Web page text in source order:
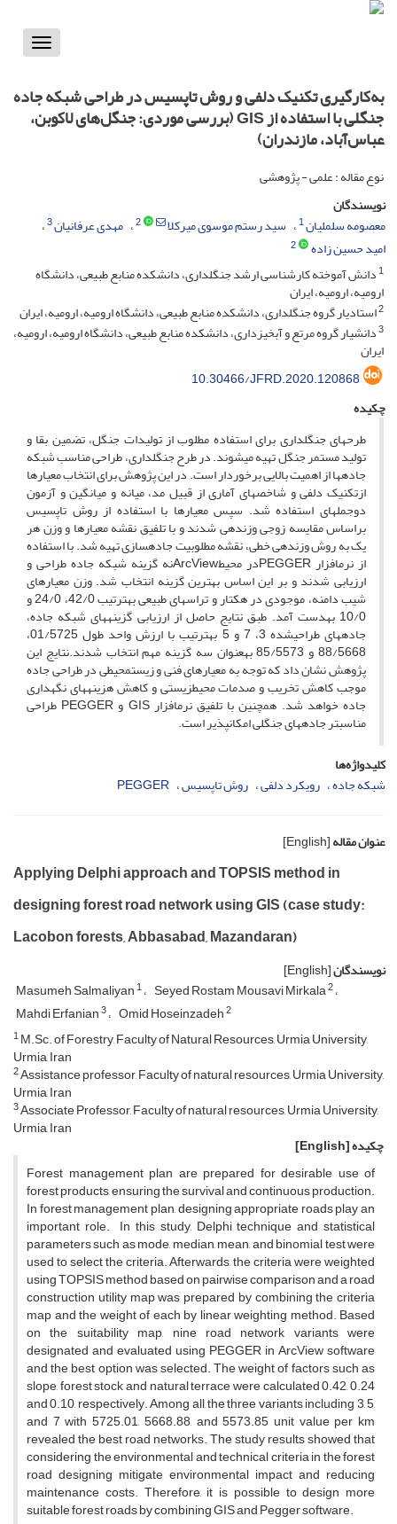
Toggle
به‌کارگیری تکنیک دلفی و روش تاپسیس در طراحی شبکه جاده
جنگلی با استفاده از GIS (بررسی موردی: جنگل‌های لاکوبن،‌
عباس‌آباد،‌ مازندران)
نوع مقاله : علمی - پژوهشی
نویسندگان
معصومه سلملیان1 سید رستم موسوی میرکلا 2 مهدی عرفانیان3
امید حسین زاده
2
1دانش آموخته کارشناسی ارشد جنگلداری، دانشکده منابع طبیعی، دانشگاه
ارومیه، ارومیه، ایران
2استادیار گروه جنگلداری، دانشکده منابع طبیعی، دانشگاه ارومیه، ارومیه، ایران
3دانشیار گروه مرتع و آبخیزداری، دانشکده منابع طبیعی، دانشگاه ارومیه، ارومیه،
ایران
10.30466/JFRD.2020.120868
چکیده
طرح­­های جنگلداری برای استفاده مطلوب از تولیدات جنگل، تضمین بقا و
تولید مستمر جنگل تهیه می­شوند. در طرح جنگلداری، طراحی مناسب شبکه
جاده­ها از اهمیت بالایی برخوردار است. در این پژوهش برای انتخاب معیارها
ازتکنیک دلفی و شاخص­های آماری از قبیل مد، میانه و میانگین و آزمون
دوجمله­ای استفاده شد. سپس معیارها با استفاده از روش تاپسیس
براساس مقایسه زوجی وزن­دهی شدند و با تلفیق نقشه معیارها و وزن هر
یک به روش وزن­دهی خطی، نقشه مطلوبیت جاده­سازی تهیه شد. با استفاده
از نرم­افزار PEGGERدر محیطArcViewنه گزینه شبکه جاده طراحی و
ارزیابی شدند و بر این اساس بهترین گزینه انتخاب شد. وزن معیارهای
شیب دامنه، موجودی در هکتار و تراس­های طبیعی به­ترتیب 42/0، 24/0 و
10/0 به­دست آمد. طبق نتایج حاصل از ارزیابی گزینه­های شبکه جاده،
جاده­های طراحی­شده 3، 7 و 5 به­ترتیب با ارزش واحد طول 01/5725،
88/5668 و 85/5573 به­عنوان سه گزینه مهم انتخاب شدند.نتایج این
پژوهش نشان داد که توجه به معیارهای فنی و زیست­محیطی در طراحی جاده
موجب کاهش تخریب و صدمات محیط­زیستی و کاهش هزینه­های نگهداری
جاده خواهد شد. همچنین با تلفیق نرم­افزار GIS و PEGGER طراحی
مناسب­تر جاده­های جنگلی امکان­پذیر است.
کلیدواژه‌ها
شبکه جاده رویکرد دلفی روش تاپسیس PEGGER
عنوان مقاله[English]
Applying Delphi approach and TOPSIS method in
designing forest road network using GIS (case study:
Lacobon forests, Abbasabad, Mazandaran)
نویسندگان[English]
Masumeh Salmaliyan1 Seyed Rostam Mousavi Mirkala2
Mahdi Erfanian3 Omid Hoseinzadeh2
1M.Sc. of Forestry, Faculty of Natural Resources, Urmia University,
Urmia, Iran
2Assistance professor, Faculty of natural resources, Urmia University,
Urmia, Iran
3Associate Professor, Faculty of natural resources, Urmia University,
Urmia, Iran
چکیده[English]
Forest management plan are prepared for desirable use of
forest products, ensuring the survival and continuous production.
In forest management plan, designing appropriate roads play an
important role. In this study, Delphi technique and statistical
parameters such as mode, median, mean, and binomial test were
used to select the criteria. Afterwards, the criteria were weighted
using TOPSIS method based on pairwise comparison and a road
construction utility map was prepared by combining the criteria
map and the weight of each by linear weighting method. Based
on the suitability map, nine road network variants were
designated and evaluated using PEGGER in ArcView software
and the best option was selected. The weight of factors such as
slope, forest stock and natural terrace were calculated 0.42, 0.24
and 0.10, respectively. Among all, the three variants including 3, 5,
and 7 with 5725.01, 5668.88, and 5573.85 unit value per km
revealed the best road networks. The study results showed that
considering the environmental and technical criteria in the forest
road designing mitigate environmental impact and reducing
maintenance costs. Therefore, it is possible to design more
suitable forest roads by combining GIS and Pegger software.